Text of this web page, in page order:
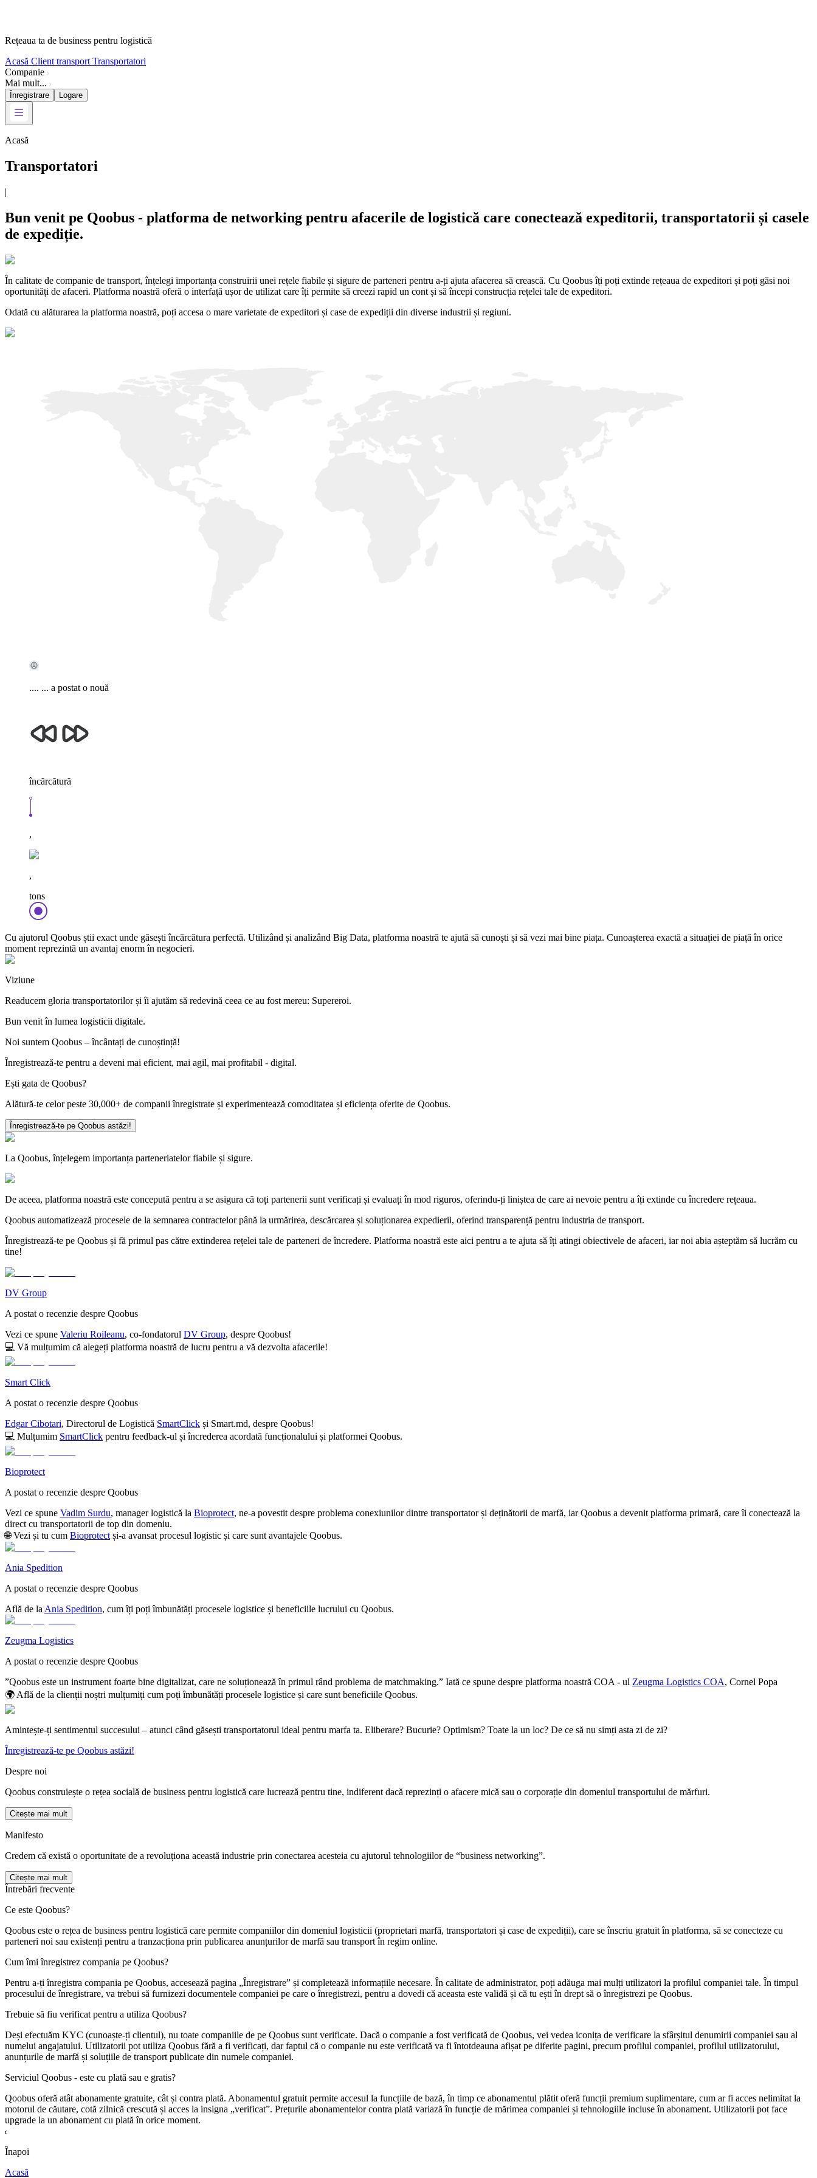
Rețeaua ta de business pentru logistică
Acasă Client transport Transportatori
Companie
Mai mult...
Înregistrare Logare
Acasă
Transportatori
|
Bun venit pe Qoobus - platforma de networking pentru afacerile de logistică care conectează expeditorii, transportatorii și casele
de expediție.
În calitate de companie de transport, înțelegi importanța construirii unei rețele fiabile și sigure de parteneri pentru a-ți ajuta afacerea să crească. Cu Qoobus îți poți extinde rețeaua de expeditori și poți găsi noi
oportunități de afaceri. Platforma noastră oferă o interfață ușor de utilizat care îți permite să creezi rapid un cont și să începi construcția rețelei tale de expeditori.
Odată cu alăturarea la platforma noastră, poți accesa o mare varietate de expeditori și case de expediții din diverse industrii și regiuni.
.... ... a postat o nouă
încărcătură
,
,
tons
Cu ajutorul Qoobus știi exact unde găsești încărcătura perfectă. Utilizând și analizând Big Data, platforma noastră te ajută să cunoști și să vezi mai bine piața. Cunoașterea exactă a situației de piață în orice
moment reprezintă un avantaj enorm în negocieri.
Viziune
Readucem gloria transportatorilor și îi ajutăm să redevină ceea ce au fost mereu: Supereroi.
Bun venit în lumea logisticii digitale.
Noi suntem Qoobus – încântați de cunoștință!
Înregistrează-te pentru a deveni mai eficient, mai agil, mai profitabil - digital.
Ești gata de Qoobus?
Alătură-te celor peste 30,000+ de companii înregistrate și experimentează comoditatea și eficiența oferite de Qoobus.
Înregistrează-te pe Qoobus astăzi!
La Qoobus, înțelegem importanța parteneriatelor fiabile și sigure.
De aceea, platforma noastră este concepută pentru a se asigura că toți partenerii sunt verificați și evaluați în mod riguros, oferindu-ți liniștea de care ai nevoie pentru a îți extinde cu încredere rețeaua.
Qoobus automatizează procesele de la semnarea contractelor până la urmărirea, descărcarea și soluționarea expedierii, oferind transparență pentru industria de transport.
Înregistrează-te pe Qoobus și fă primul pas către extinderea rețelei tale de parteneri de încredere. Platforma noastră este aici pentru a te ajuta să îți atingi obiectivele de afaceri, iar noi abia așteptăm să lucrăm cu
tine!
DV Group
A postat o recenzie despre Qoobus
Vezi ce spune Valeriu Roileanu, co-fondatorul DV Group, despre Qoobus!
💻 Vă mulțumim că alegeți platforma noastră de lucru pentru a vă dezvolta afacerile!
Smart Click
A postat o recenzie despre Qoobus
Edgar Cibotari, Directorul de Logistică SmartClick și Smart.md, despre Qoobus!
💻 Mulțumim SmartClick pentru feedback-ul și încrederea acordată funcționalului și platformei Qoobus.
Bioprotect
A postat o recenzie despre Qoobus
Vezi ce spune Vadim Surdu, manager logistică la Bioprotect, ne-a povestit despre problema conexiunilor dintre transportator și deținătorii de marfă, iar Qoobus a devenit platforma primară, care îi conectează la
direct cu transportatorii de top din domeniu.
🌐Vezi și tu cum Bioprotect și-a avansat procesul logistic și care sunt avantajele Qoobus.
Ania Spedition
A postat o recenzie despre Qoobus
Află de la Ania Spedition, cum îți poți îmbunătăți procesele logistice și beneficiile lucrului cu Qoobus.
Zeugma Logistics
A postat o recenzie despre Qoobus
”Qoobus este un instrument foarte bine digitalizat, care ne soluționează în primul rând problema de matchmaking.” Iată ce spune despre platforma noastră COA - ul Zeugma Logistics COA, Cornel Popa
🌍 Află de la clienții noștri mulțumiți cum poți îmbunătăți procesele logistice și care sunt beneficiile Qoobus.
Amintește-ți sentimentul succesului – atunci când găsești transportatorul ideal pentru marfa ta. Eliberare? Bucurie? Optimism? Toate la un loc? De ce să nu simți asta zi de zi?
Înregistrează-te pe Qoobus astăzi!
Despre noi
Qoobus construiește o rețea socială de business pentru logistică care lucrează pentru tine, indiferent dacă reprezinți o afacere mică sau o corporație din domeniul transportului de mărfuri.
Citește mai mult
Manifesto
Credem că există o oportunitate de a revoluționa această industrie prin conectarea acesteia cu ajutorul tehnologiilor de “business networking”.
Citește mai mult
Întrebări frecvente
Ce este Qoobus?
Qoobus este o rețea de business pentru logistică care permite companiilor din domeniul logisticii (proprietari marfă, transportatori și case de expediții), care se înscriu gratuit în platforma, să se conecteze cu
parteneri noi sau existenți pentru a tranzacționa prin publicarea anunțurilor de marfă sau transport în regim online.
Cum îmi înregistrez compania pe Qoobus?
Pentru a-ți înregistra compania pe Qoobus, accesează pagina „Înregistrare” și completează informațiile necesare. În calitate de administrator, poți adăuga mai mulți utilizatori la profilul companiei tale. În timpul
procesului de înregistrare, va trebui să furnizezi documentele companiei pe care o înregistrezi, pentru a dovedi că aceasta este validă și că tu ești în drept să o înregistrezi pe Qoobus.
Trebuie să fiu verificat pentru a utiliza Qoobus?
Deși efectuăm KYC (cunoaște-ți clientul), nu toate companiile de pe Qoobus sunt verificate. Dacă o companie a fost verificată de Qoobus, vei vedea iconița de verificare la sfârșitul denumirii companiei sau al
numelui angajatului. Utilizatorii pot utiliza Qoobus fără a fi verificați, dar faptul că o companie nu este verificată va fi întotdeauna afișat pe diferite pagini, precum profilul companiei, profilul utilizatorului,
anunțurile de marfă și soluțiile de transport publicate din numele companiei.
Serviciul Qoobus - este cu plată sau e gratis?
Qoobus oferă atât abonamente gratuite, cât și contra plată. Abonamentul gratuit permite accesul la funcțiile de bază, în timp ce abonamentul plătit oferă funcții premium suplimentare, cum ar fi acces nelimitat la
motorul de căutare, cotă zilnică crescută și acces la insigna „verificat”. Prețurile abonamentelor contra plată variază în funcție de mărimea companiei și tehnologiile incluse în abonament. Utilizatorii pot face
upgrade la un abonament cu plată în orice moment.
Înapoi
Acasă